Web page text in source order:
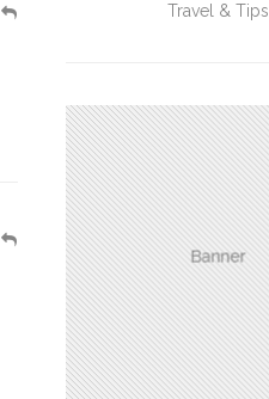
Travel & Tips